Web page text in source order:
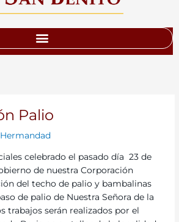
Palio
Hermandad
celebrado el pasado día 23 de
de nuestra Corporación
del techo de palio y bambalinas
de palio de Nuestra Señora de la
trabajos serán realizados por el